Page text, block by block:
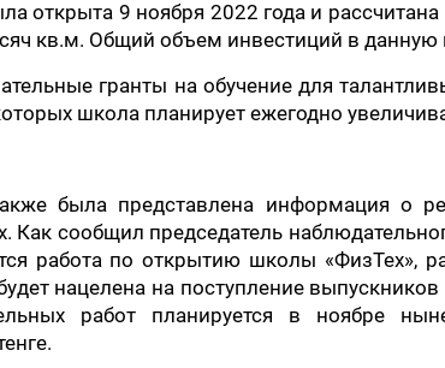
открыта 9 ноября 2022 года и
кв.м. Общий объем инвестиций в данную
гранты на обучение для
школа планирует ежегодно
была представлена информация о
Как сообщил председатель
работа по открытию школы «ФизТех»,
нацелена на поступление
работ планируется в ноябре